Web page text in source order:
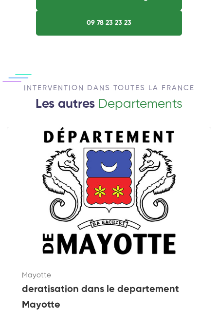
09 78 23 23 23
INTERVENTION DANS TOUTES LA FRANCE
Les autres Departements
Mayotte
deratisation dans le departement
Mayotte